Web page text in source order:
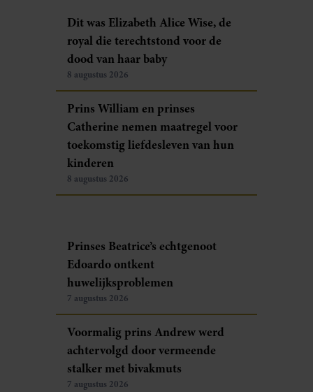
Dit was Elizabeth Alice Wise, de
royal die terechtstond voor de
dood van haar baby
8 augustus 2026
Prins William en prinses
Catherine nemen maatregel voor
toekomstig liefdesleven van hun
kinderen
8 augustus 2026
Prinses Beatrice’s echtgenoot
Edoardo ontkent
huwelijksproblemen
7 augustus 2026
Voormalig prins Andrew werd
achtervolgd door vermeende
stalker met bivakmuts
7 augustus 2026